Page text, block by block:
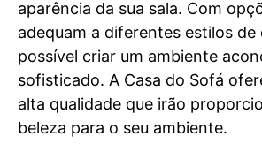
aparência da sua sala. Com
adequam a diferentes estilos de
possível criar um ambiente
sofisticado. A Casa do Sofá
alta qualidade que irão
beleza para o seu ambiente.